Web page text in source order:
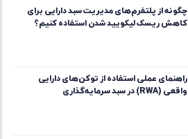
چگونه از پلتفرم‌های مدیریت سبد دارایی برای
کاهش ریسک لیکویید شدن استفاده کنیم؟
راهنمای عملی استفاده از توکن‌های دارایی
واقعی (RWA) در سبد سرمایه‌گذاری